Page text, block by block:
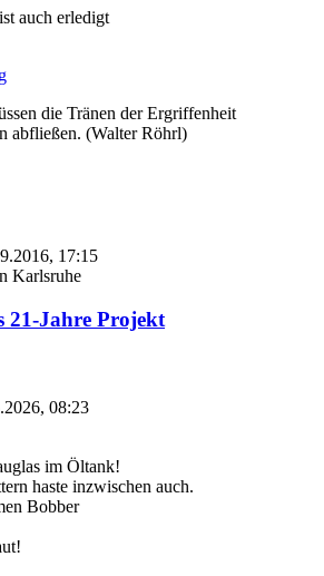
auch erledigt
die Tränen der Ergriffenheit
abfließen. (Walter Röhrl)
17:15
Karlsruhe
21-Jahre Projekt
08:23
im Öltank!
haste inzwischen auch.
Bobber